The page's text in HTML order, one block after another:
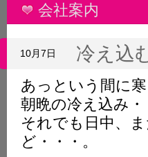
会社案内
冷え込
10月7日
あっという間に
朝晩の冷え込み
それでも日中、
ど・・・。